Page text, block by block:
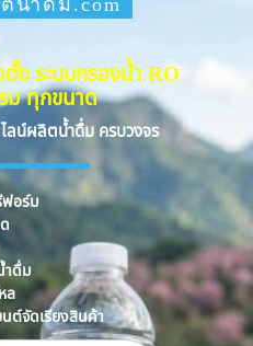
ง ระบบกรองน้ำ RO
ม ทุกขนาด
ลน์ผลิตน้ำดื่ม ครบวงจร
ฟอร์ม
ำดื่ม
ล
ต์จัดเรียงสินค้า